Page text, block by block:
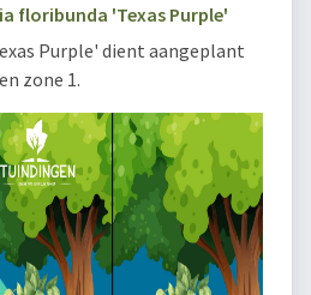
floribunda 'Texas Purple'
Purple' dient aangeplant
zone 1.